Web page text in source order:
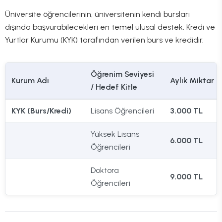
Üniversite öğrencilerinin, üniversitenin kendi bursları
dışında başvurabilecekleri en temel ulusal destek, Kredi ve
Yurtlar Kurumu (KYK) tarafından verilen burs ve kredidir.
Kurum Adı
Öğrenim Seviyesi
/ Hedef Kitle
Aylık Miktar
KYK (Burs/Kredi) Lisans Öğrencileri 3.000 TL
Yüksek Lisans
Öğrencileri
6.000 TL
Doktora
Öğrencileri
9.000 TL